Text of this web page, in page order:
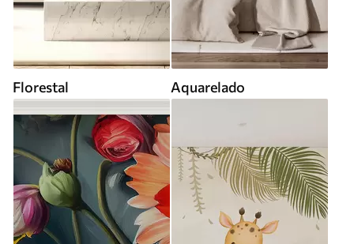
Florestal Aquarelado